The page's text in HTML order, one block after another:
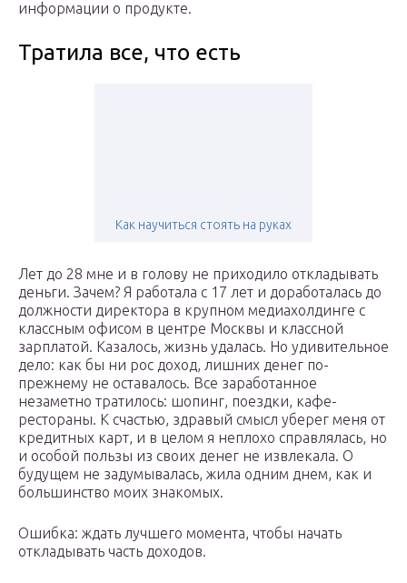
информации о продукте.
Тратила все, что есть
Как научиться стоять на руках
Лет до 28 мне и в голову не приходило откладывать
деньги. Зачем? Я работала с 17 лет и доработалась до
должности директора в крупном медиахолдинге с
классным офисом в центре Москвы и классной
зарплатой. Казалось, жизнь удалась. Но удивительное
дело: как бы ни рос доход, лишних денег по-
прежнему не оставалось. Все заработанное
незаметно тратилось: шопинг, поездки, кафе-
рестораны. К счастью, здравый смысл уберег меня от
кредитных карт, и в целом я неплохо справлялась, но
и особой пользы из своих денег не извлекала. О
будущем не задумывалась, жила одним днем, как и
большинство моих знакомых.
Ошибка: ждать лучшего момента, чтобы начать
откладывать часть доходов.